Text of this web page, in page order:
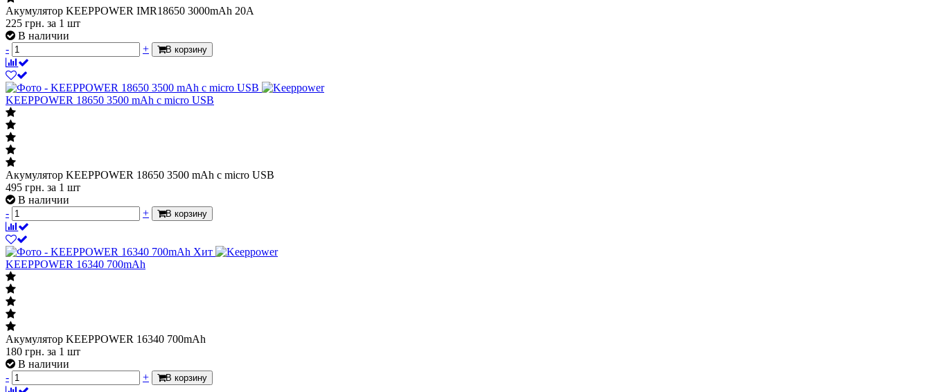
Акумулятор KEEPPOWER IMR18650 3000mAh 20A
225 грн. за 1 шт
В наличии
-
+ В корзину
KEEPPOWER 18650 3500 mAh с micro USB
Акумулятор KEEPPOWER 18650 3500 mAh с micro USB
495 грн. за 1 шт
В наличии
-
+ В корзину
Хит
KEEPPOWER 16340 700mAh
Акумулятор KEEPPOWER 16340 700mAh
180 грн. за 1 шт
В наличии
-
+ В корзину